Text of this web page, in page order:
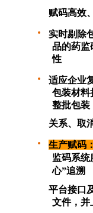
赋码高效
·
实时剔除
品的药监
性
·
适应企业
包装材料
整批包装
关系、取
· 生产赋码：
监码系统
心”追溯
平台接口
文件，并